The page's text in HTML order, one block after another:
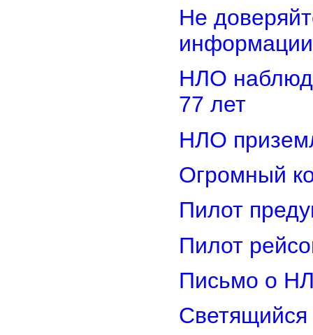
Не
информации
НЛО
77 лет
НЛО
Огромный
Пилот
Пилот
Письмо о
Светящийся